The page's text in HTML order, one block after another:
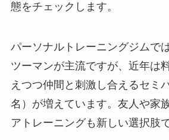
態をチェックします。
パーソナルトレーニングジムで
ツーマンが主流ですが、近年は
えつつ仲間と刺激し合えるセミ
名）が増えています。友人や家
アトレーニングも新しい選択肢で